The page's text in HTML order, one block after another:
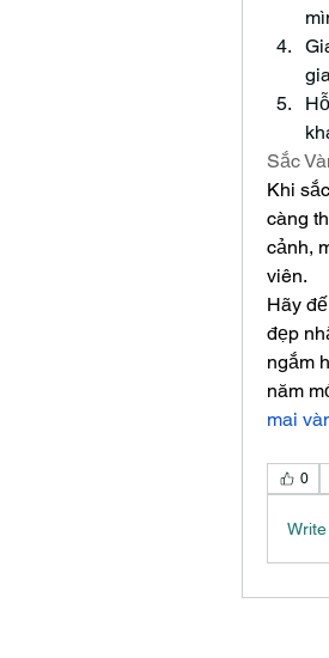
Sắc
Khi
càng
cảnh,
viên.
Hãy
đẹp
ngắm
năm
mai
0
Write